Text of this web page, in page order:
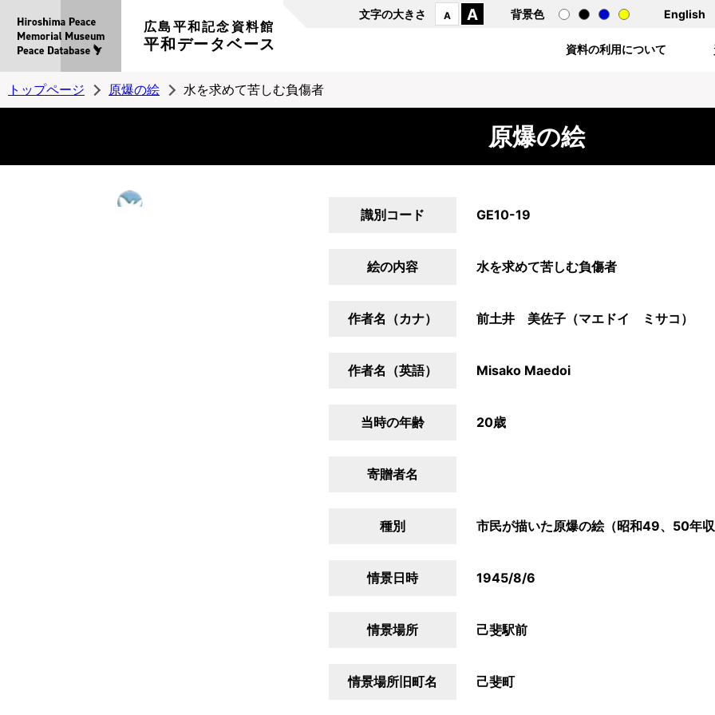
広島平和記念資料館
平和データベース
文字の大きさ A A 背景色 English
資料の利用について
トップページ 原爆の絵 水を求めて苦しむ負傷者
原爆の絵
識別コード GE10-19
絵の内容 水を求めて苦しむ負傷者
作者名（カナ） 前土井 美佐子（マエドイ ミサコ）
作者名（英語） Misako Maedoi
当時の年齢 20歳
寄贈者名
種別 市民が描いた原爆の絵（昭和49、50年
情景日時 1945/8/6
情景場所 己斐駅前
情景場所旧町名 己斐町